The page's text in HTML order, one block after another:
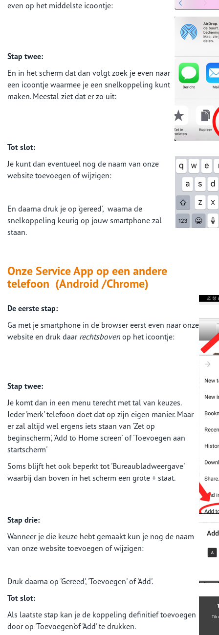
even op het middelste icoontje:
Stap twee:
En in het scherm dat dan volgt zoek je even naar
een icoontje waarmee je een snelkoppeling kunt
maken. Meestal ziet dat er zo uit:
Tot slot:
Je kunt dan eventueel nog de naam van onze
website toevoegen of wijzigen:
En daarna druk je op 'gereed', waarna de
snelkoppeling keurig op jouw smartphone zal
staan.
Onze Service App op een andere
telefoon (Android /Chrome)
De eerste stap:
Ga met je smartphone in de browser eerst even naar onze
website en druk daar rechtsboven op het icoontje:
Stap twee:
Je komt dan in een menu terecht met tal van keuzes.
Ieder 'merk' telefoon doet dat op zijn eigen manier. Maar
er zal altijd wel ergens iets staan van 'Zet op
beginscherm', 'Add to Home screen' of 'Toevoegen aan
startscherm'
Soms blijft het ook beperkt tot 'Bureaubladweergave'
waarbij dan boven in het scherm een grote + staat.
Stap drie:
Wanneer je die keuze hebt gemaakt kun je nog de naam
van onze website toevoegen of wijzigen:
Druk daarna op 'Gereed', 'Toevoegen' of 'Add'.
Tot slot:
Als laatste stap kan je de koppeling definitief toevoegen
door op 'Toevoegen'of 'Add' te drukken.